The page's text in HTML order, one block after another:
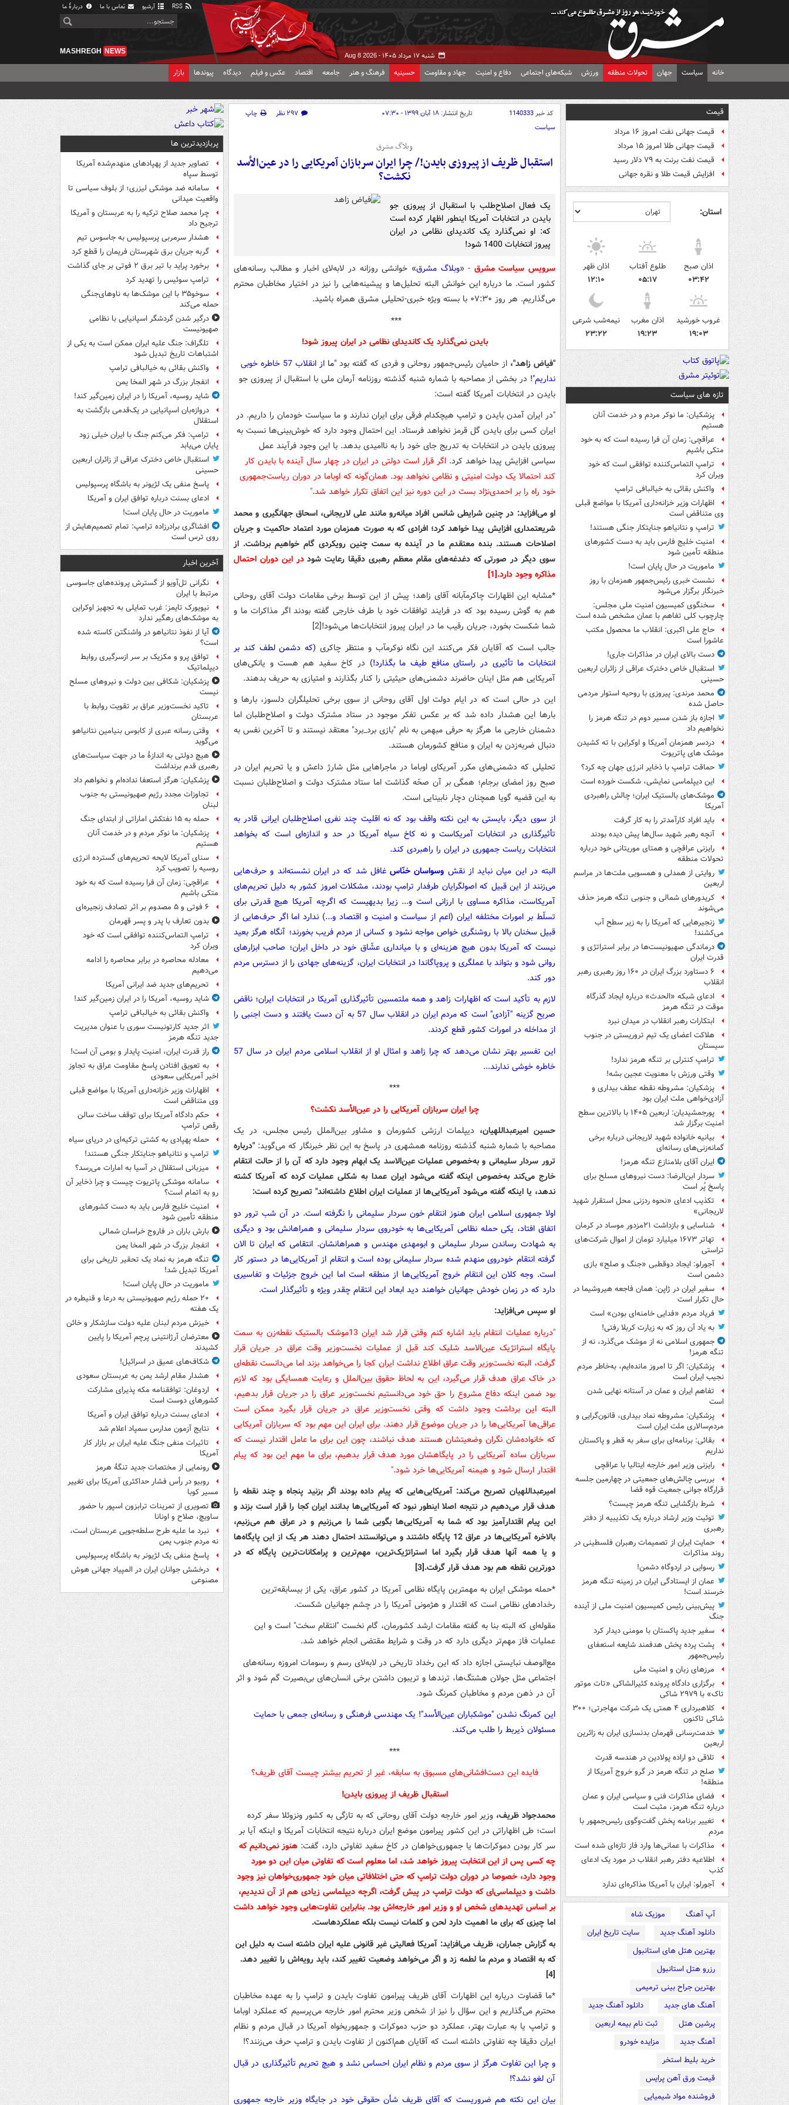
آرشیو تماس با ما دربارهٔ ما
شنبه ۱۷ مرداد ۱۴۰۵ - Aug 8 2026
MASHREGH NEWS
خانه سیاست جهان تحولات منطقه ورزش شبکه‌های اجتماعی دفاع و امنیت جهاد و مقاومت حسینیه فرهنگ و هنر جامعه اقتصاد عکس و فیلم دیدگاه پیوندها بازار
قیمت
قیمت جهانی نفت امروز ۱۶ مرداد
قیمت جهانی طلا امروز ۱۵ مرداد
قیمت نفت برنت به ۷۹ دلار رسید
افزایش قیمت طلا و نقره جهانی
استان:
اذان صبح
۰۳:۴۲
طلوع آفتاب
۰۵:۱۷
اذان ظهر
۱۲:۱۰
غروب خورشید
۱۹:۰۳
اذان مغرب
۱۹:۲۳
نیمه‌شب شرعی
۲۳:۲۲
تازه های سیاست
پزشکیان: ما نوکر مردم و در خدمت آنان
هستیم
عراقچی: زمان آن فرا رسیده است که به خود
متکی باشیم
ترامپ التماس‌کننده توافقی است که خود
ویران کرد
واکنش بقائی به خیالبافی ترامپ
اظهارات وزیر خزانه‌داری آمریکا با مواضع قبلی
وی متناقض است
ترامپ و نتانیاهو جنایتکار جنگی هستند!
امنیت خلیج فارس باید به دست کشورهای
منطقه تأمین شود
ماموریت در حال پایان است!
نشست خبری رئیس‌جمهور همزمان با روز
خبرنگار برگزار می‌شود
سخنگوی کمیسیون امنیت ملی مجلس:
چارچوب کلی تفاهم با عمان مشخص شده است
حاج علی اکبری: انقلاب ما محصول مکتب
عاشورا است
دست بالای ایران در مذاکرات جاری!
استقبال خاص دخترک عراقی از زائران اربعین
حسینی
محمد مرندی: پیروزی با روحیه استوار مردمی
حاصل شده
اجازه باز شدن مسیر دوم در تنگه هرمز را
نخواهیم داد
دردسر همزمان آمریکا و اوکراین با ته کشیدن
موشک های پاتریوت
حماقت ترامپ با ذخایر انرژی جهان چه کرد؟
این دیپلماسی نمایشی، شکست خورده است
موشک‌های بالستیک ایران؛ چالش راهبردی
آمریکا
باید افراد کارآمدتر را به کار گرفت
آنچه رهبر شهید سال‌ها پیش دیده بودند
رایزنی عراقچی و همتای موریتانی خود درباره
تحولات منطقه
روایتی از همدلی و همسویی ملت‌ها در مراسم
اربعین
کریدورهای شمالی و جنوبی تنگه هرمز حذف
می‌شوند
زنجیرهایی که آمریکا را به زیر سطح آب
می‌کشند!
درماندگی صهیونیست‌ها در برابر استراتژی و
قدرت ایران
۶ دستاورد بزرگ ایران در ۱۶۰ روز رهبری رهبر
انقلاب
ادعای شبکه «الحدث» درباره ایجاد گذرگاه
موقت در تنگه هرمز
ابتکارات رهبر انقلاب در میدان نبرد
هلاکت اعضای یک تیم تروریستی در جنوب
سیستان
ترامپ کنترلی بر تنگه هرمز ندارد!
وقتی ورزش با معنویت عجین بشه!
پزشکیان: مشروطه نقطه عطف بیداری و
آزادی‌خواهی ملت ایران بود
پورجمشیدیان: اربعین ۱۴۰۵ با بالاترین سطح
امنیت برگزار شد
بیانیه خانواده شهید لاریجانی درباره برخی
گمانه‌زنی‌های رسانه‌ای
ایران آقای بلامنازع تنگه هرمز!
سردار ابن‌الرضا: دست نیروهای مسلح برای
پاسخ پُر است
تکذیب ادعای «نحوه ردزنی محل استقرار شهید
لاریجانی»
شناسایی و بازداشت ۲۱مزدور موساد در کرمان
تهاتر ۱۶۷۳ میلیارد تومان از اموال شرکت‌های
تراستی
آجورلو: ایجاد دوقطبی «جنگ و صلح‌» بازی
دشمن است
سفیر ایران در ژاپن: همان فاجعه هیروشیما در
حال تکرار است
فریاد مردم «فدایی خامنه‌ای بودن» است
به یاد آن روز که به زیارت کربلا رفتی!
جمهوری اسلامی نه از موشک می‌گذرد، نه از
تنگه هرمز!
پزشکیان: اگر تا امروز مانده‌ایم، به‌خاطر مردم
نجیب ایران است
تفاهم ایران و عمان در آستانه نهایی شدن
است
پزشکیان: مشروطه نماد بیداری، قانون‌گرایی و
مردم‌سالاری ملت ایران است
بقائی: برنامه‌ای برای سفر به قطر و پاکستان
نداریم
رایزنی وزیر امور خارجه ایتالیا با عراقچی
بررسی چالش‌های جمعیتی در چهارمین جلسه
قرارگاه جوانی جمعیت قوه قضا
شرط بازگشایی تنگه هرمز چیست؟
توئیت وزیر ارشاد درباره یک تکذیبیه از دفتر
رهبری
حمایت ایران از تصمیمات رهبران فلسطینی در
روند مذاکرات
رسوایی در اردوگاه دشمن!
عمان از ایستادگی ایران در زمینه تنگه هرمز
خرسند است!
پیش‌بینی رئیس کمیسیون امنیت ملی از آینده
جنگ
سفیر جدید پاکستان با مومنی دیدار کرد
پشت پرده پخش هدفمند شایعه استعفای
رئیس‌جمهور
مرزهای زبان و امنیت ملی
برگزاری دادگاه پرونده کثیرالشاکی «تات موتور
تاک» با ۲۹۷۹ شاکی
کلاهبرداری ۴ همتی یک شرکت مهاجرتی؛ ۳۰۰
شاکی تاکنون
خدمت‌رسانی قهرمان بدنسازی ایران به زائرین
اربعین
تلاقی دو اراده پولادین در هندسه قدرت
صلح در تنگه هرمز در گرو خروج آمریکا از
منطقه!
فضای مذاکرات فنی و سیاسی ایران و عمان
درباره تنگه هرمز، مثبت است
تغییر برنامه پخش گفت‌وگوی رئیس‌جمهور با
مردم
مذاکرات با عمانی‌ها وارد فاز تازه‌ای شده است
اطلاعیه دفتر رهبر انقلاب در مورد یک ادعای
کذب
آجورلو: ایران با آمریکا مذاکره‌ای ندارد
آپ آهنگ
موزیک شاه
دانلود آهنگ جدید
سایت تاریخ ایران
بهترین هتل های استانبول
رزرو هتل استانبول
بهترین جراح بینی ترمیمی
آهنگ های جدید
دانلود آهنگ جدید
پرشین هتل
ثبت نام بیمه اربعین
آهنگ جدید
مزایده خودرو
خرید بلیط استخر
قیمت ورق آهن پرایس
فروشنده مواد شیمیایی
کد خبر1140333 تاریخ انتشار: ۱۸ آبان ۱۳۹۹ - ۰۷:۳۰ ۲۹۷ نظر
چاپ
سیاست
وبلاگ مشرق
استقبال ظریف از پیروزی بایدن!/ چرا ایران سربازان آمریکایی را در عین‌الأسد
نکشت؟
یک فعال اصلاح‌طلب با استقبال از پیروزی جو
بایدن در انتخابات آمریکا اینطور اظهار کرده است
که: او نمی‌گذارد یک کاندیدای نظامی در ایران
پیروز انتخابات 1400 شود!
سرویس سیاست مشرق - «وبلاگ مشرق» خوانشی روزانه در لابه‌لای اخبار و مطالب رسانه‌های
کشور است. ما درباره این خوانش البته تحلیل‌ها و پیشینه‌هایی را نیز در اختیار مخاطبان محترم
می‌گذاریم. هر روز ۰۷:۳۰ با بسته ویژه خبری-تحلیلی مشرق همراه باشید.
***
بایدن نمی‌گذارد یک کاندیدای نظامی در ایران پیروز شود!
"فیاض زاهد"، از حامیان رئیس‌جمهور روحانی و فردی که گفته بود
"ما از انقلاب 57 خاطره خوبی
نداریم"! در بخشی از مصاحبه با شماره شنبه گذشته روزنامه آرمان ملی با استقبال از پیروزی جو
بایدن در انتخابات آمریکا گفته است:‌
"در ایران آمدن بایدن و ترامپ هیچکدام فرقی برای ایران ندارند و ما سیاست خودمان را داریم. در
ایران کسی برای بایدن گل قرمز نخواهد فرستاد. این احتمال وجود دارد که خوش‌بینی‌ها نسبت به
پیروزی بایدن در انتخابات به تدریج جای خود را به ناامیدی بدهد. با این وجود فرآیند عمل
سیاسی افزایش پیدا خواهد کرد. اگر قرار است دولتی در ایران در چهار سال آینده با بایدن کار
کند احتمالا یک دولت امنیتی و نظامی نخواهد بود. همان‌گونه که اوباما در دوران ریاست‌جمهوری
خود راه را بر احمدی‌نژاد بست در این دوره نیز این اتفاق تکرار خواهد شد."
او می‌افزاید: در چنین شرایطی شانس افراد میانه‌رو مانند علی لاریجانی، اسحاق جهانگیری و محمد
شریعتمداری افزایش پیدا خواهد کرد؛ افرادی که به صورت همزمان مورد اعتماد حاکمیت و جریان
اصلاحات هستند. بنده معتقدم ما در آینده به سمت چنین رویکردی گام خواهیم برداشت. از
سوی دیگر در صورتی که دغدغه‌های مقام معظم رهبری دقیقا رعایت شوددر این دوران احتمال
مذاکره وجود دارد.
[1]
*مشابه این اظهارات چاکرمآبانه آقای زاهد؛ پیش از این توسط برخی مقامات دولت آقای روحانی
هم به گوش رسیده بود که در فرایند توافقات خود با طرف خارجی گفته بودند اگر مذاکرات ما و
شما شکست بخورد، جریان رقیب ما در ایران پیروز انتخابات‌ها می‌شود![2]
جالب است که آقایان فکر می‌کنند این نگاه نوکرمآب و منتظر چاکری (که دشمن لطف کند بر
انتخابات ما تأثیری در راستای منافع طیف ما بگذارد!) در کاخ سفید هم هست و یانکی‌های
آمریکایی هم مثل اینان حاضرند دشمنی‌های حیثیتی را کنار بگذارند و امتیازی به حریف بدهند.
این در حالی است که در ایام دولت اول آقای روحانی از سوی برخی تحلیلگران دلسوز، بارها و
بارها این هشدار داده شد که بر عکس تفکر موجود در ستاد مشترک دولت و اصلاح‌طلبان اما
دشمنان خارجی ما هرگز به حرفی مبهمی به نام "بازی برد_برد" معتقد نیستند و تا آخرین نفس به
دنبال ضربه‌زدن به ایران و منافع کشورمان هستند.
تحلیلی که دشمنی‌های مکرر آمریکای اوباما در ماجراهایی مثل شارژ داعش و یا تحریم ایران در
صبح روز امضای برجام؛ همگی بر آن صحّه گذاشت اما ستاد مشترک دولت و اصلاح‌طلبان نسبت
به این قضیه گویا همچنان دچار نابینایی است.
از سوی دیگر، بایستی به این نکته واقف بود که نه اقلیت چند نفری اصلاح‌طلبان ایرانی قادر به
تأثیرگذاری در انتخابات آمریکاست و نه کاخ سیاه آمریکا در حد و اندازه‌ای است که بخواهد
انتخابات ریاست جمهوری در ایران را راهبردی کند.
البته در این میان نباید از نقش وسواسان خنّاس غافل شد که در ایران نشسته‌اند و حرف‌هایی
می‌زنند از این قبیل که اصولگرایان طرفدار ترامپ بودند، مشکلات امروز کشور به دلیل تحریم‌های
آمریکاست، مذاکره مساوی با ارزانی است و... زیرا بدیهیست که اگرچه آمریکا هیچ قدرتی برای
تسلّط بر امورات مختلفه ایران (اعم از سیاست و امنیت و اقتصاد و...) ندارد اما اگر حرف‌هایی از
قبیل سخنان بالا با روشنگری خواص مواجه نشود و کسانی از مردم فریب بخورند؛ آنگاه هرگز بعید
نیست که آمریکا بدون هیچ هزینه‌ای و با میانداری عشّاق خود در داخل ایران؛ صاحب ابزارهای
روانی شود و بتواند با عملگری و پروپاگاندا در انتخابات ایران، گزینه‌های جهادی را از دسترس مردم
دور کند.
لازم به تأکید است که اظهارات زاهد و همه ملتمسین تأثیرگذاری آمریکا در انتخابات ایران؛ ناقض
صریح گزینه "آزادی" است که مردم ایران در انقلاب سال 57 به آن دست یافتند و دست اجنبی را
از مداخله در امورات کشور قطع کردند.
این تفسیر بهتر نشان می‌دهد که چرا زاهد و امثال او از انقلاب اسلامی مردم ایران در سال 57
خاطره خوشی ندارند...
***
چرا ایران سربازان آمریکایی را در عین‌الأسد نکشت؟
حسین امیرعبداللهیان، دیپلمات ارزشی کشورمان و مشاور بین‌الملل رئیس مجلس، در یک
مصاحبه با شماره شنبه گذشته روزنامه همشهری در پاسخ به این نظر خبرنگار که می‌گوید: "درباره
ترور سردار سلیمانی و به‌خصوص عملیات عین‌الاسد یک ابهام وجود دارد که آن را از حالت انتقام
خارج می‌کند به‌خصوص اینکه گفته می‌شود ایران عمدا به شکلی عملیات کرده که آمریکا کشته
ندهد، یا اینکه گفته می‌شود آمریکایی‌ها از عملیات ایران اطلاع داشته‌اند" تصریح کرده است:
اولا جمهوری اسلامی ایران هنوز انتقام خون سردار سلیمانی را نگرفته است. در آن شب ترور دو
اتفاق افتاد، یکی حمله نظامی آمریکایی‌ها به‌ خودروی سردار سلیمانی و همراهانش بود و دیگری
به شهادت رساندن سردار سلیمانی و ابومهدی مهندس و همراهانشان. انتقامی که ایران تا الان
گرفته انتقام خودروی منهدم شده سردار سلیمانی بوده است و انتقام از آمریکایی‌ها در دستور کار
است. وجه کلان این انتقام خروج آمریکایی‌ها از منطقه است اما این خروج جزئیات و تفاسیری
دارد که در زمان خودش جهانیان خواهند دید ابعاد این انتقام چقدر ویژه و تأثیرگذار است.
او سپس می‌افزاید:
"درباره عملیات انتقام باید اشاره کنم وقتی قرار شد ایران 13موشک بالستیک نقطه‌زن به سمت
پایگاه استراتژیک عین‌الاسد شلیک کند قبل از عملیات نخست‌وزیر وقت عراق در جریان قرار
گرفت، البته نخست‌وزیر وقت عراق اطلاع نداشت ایران کجا را می‌خواهد بزند اما می‌دانست نقطه‌ای
در خاک عراق هدف قرار می‌گیرد، این به لحاظ حقوق بین‌الملل و رعایت همسایگی بود که لازم
بود ضمن اینکه دفاع مشروع را حق خود می‌دانستیم نخست‌وزیر عراق را در جریان قرار بدهیم،
البته این برداشت وجود داشت که وقتی نخست‌وزیر عراق در جریان قرار بگیرد ممکن است
عراقی‌ها آمریکایی‌ها را در جریان موضوع قرار دهند. برای ایران این مهم بود که سربازان آمریکایی
که خانواده‌شان نگران وضعیتشان هستند هدف نباشند، چون این برای ما عامل اقتدار نیست که
سربازان ساده آمریکایی را در پایگاهشان مورد هدف قرار بدهیم، برای ما مهم این بود که پیام
اقتدار ارسال شود و هیمنه آمریکایی‌ها خرد شود."
امیرعبداللهیان تصریح می‌کند: آمریکایی‌هایی که پیام داده بودند اگر بزنید پنجاه و چند نقطه را
هدف قرار می‌دهیم در نتیجه اصلا اینطور نبود که آمریکایی‌ها بدانند ایران کجا را قرار است بزند و
این پیام اقتدارآمیز بود که شما به آمریکایی‌ها بگویی شما را می‌زنیم و در عراق هم می‌زنیم،
بالاخره آمریکایی‌ها در عراق 12 پایگاه داشتند و می‌توانستند احتمال دهند هر یک از این پایگاه‌ها
و یا همه آنها هدف قرار بگیرد اما استراتژیک‌ترین، مهم‌ترین و پرامکانات‌ترین پایگاه که در
دورترین نقطه هم بود هدف قرار گرفت.
[3]
*حمله موشکی ایران به مهمترین پایگاه نظامی آمریکا در کشور عراق، یکی از بیسابقه‌ترین
رخدادهای نظامی است که اقتدار و هژمونی آمریکا را در چشم جهانیان شکست.
مقوله‌ای که البته بنا به گفته مقامات ارشد کشورمان، گام نخست "انتقام سخت" است و این
عملیات فاز مهم‌تر دیگری دارد که در وقت و شرایط مقتضی انجام خواهد شد.
مع‌الوصف نبایستی اجازه داد که این رخداد تاریخی در لابه‌لای رسم و رسومات امروزه رسانه‌های
اجتماعی مثل جولان هشتگ‌ها، ترندها و تریبون داشتن برخی انسان‌های بی‌بصیرت گم شود و اثر
آن در ذهن مردم و مخاطبان کمرنگ شود.
این کمرنگ نشدن "موشکباران عین‌الأسد"! یک مهندسی فرهنگی و رسانه‌ای جمعی با حمایت
مسئولان ذیربط را طلب می‌کند.
***
فایده این دست‌افشانی‌های مسبوق به سابقه، غیر از تحریم بیشتر چیست آقای ظریف؟
استقبال ظریف از پیروزی بایدن!
محمدجواد ظریف، وزیر امور خارجه دولت آقای روحانی که به تازگی به کشور ونزوئلا سفر کرده
است؛ طی اظهاراتی در این کشور پیرامون موضع ایران درباره نتیجه انتخابات آمریکا و اینکه آیا بر
سر کار بودن دموکرات‌ها یا جمهوری‌خواهان در کاخ سفید تفاوتی دارد، گفت: هنوز نمی‌دانیم که
چه کسی پس از این انتخابت پیروز خواهد شد، اما معلوم است که تفاوتی میان این دو مورد
وجود دارد، خصوصا در دوران دولت ترامپ که حتی اختلافاتی میان خود جمهوری‌خواهان نیز وجود
داشت و دیپلماسی‌ای که دولت ترامپ در پیش گرفت، اگرچه دیپلماسی زیادی هم از آن ندیدیم،
بر اساس تهدیدهای شخص او و وزیر امور خارجه‌اش بود. بنابراین تفاوت‌هایی وجود خواهد داشت
اما چیزی که برای ما اهمیت دارد لحن و کلمات نیست بلکه عملکردهاست.
به گزارش جماران، ظریف می‌افزاید: آمریکا فعالیتی غیر قانونی علیه ایران داشته است به دلیل این
که به اقتصاد و مردم ما لطمه زد و اگر می‌خواهد وضعیت تغییر کند، باید رویه‌اش را تغییر دهد.
[4]
*ما قضاوت درباره این اظهارات آقای ظریف پیرامون تفاوت بایدن و ترامپ را به عهده مخاطبان
محترم می‌گذاریم و این سؤال را نیز از شخص وزیر محترم امور خارجه می‌پرسیم که عملکرد اوباما
و ترامپ یا به عبارت بهتر، عملکرد دو حزب دموکرات و جمهوریخواه آمریکا در قبال مردم و نظام
ایران دقیقا چه تفاوتی داشته است که آقایان هم‌اکنون از تفاوت بایدن و ترامپ حرف می‌زنند؟!
و چرا این تفاوت هرگز از سوی مردم و نظام ایران احساس نشد و هیچ تحریم تأثیرگذاری در قبال
آن لغو نشد؟!
بیان این نکته هم ضروریست که آقای ظریف شأن حقوقی خود در جایگاه وزیر خارجه جمهوری
پربازدیدترین ها
تصاویر جدید از پهپادهای منهدم‌شده آمریکا
توسط سپاه
سامانه ضد موشکی لیزری؛ از بلوف سیاسی تا
واقعیت میدانی
چرا محمد صلاح ترکیه را به عربستان و آمریکا
ترجیح داد
هشدار سرمربی پرسپولیس به جاسوس تیم
گربه جریان برق شهرستان فریمان را قطع کرد
برخورد پراید با تیر برق ۲ فوتی بر جای گذاشت
ترامپ سوئیس را تهدید کرد
سوخو۳۵ با این موشک‌ها به ناوهای‌جنگی
حمله می‌کند
درگیر شدن گردشگر اسپانیایی با نظامی
صهیونیست
تلگراف: جنگ علیه ایران ممکن است به یکی از
اشتباهات تاریخ تبدیل شود
واکنش بقائی به خیالبافی ترامپ
انفجار بزرگ در شهر المخا یمن
شاید روسیه، آمریکا را در ایران زمین‌گیر کند!
دروازه‌بان اسپانیایی در یک‌قدمی بازگشت به
استقلال
ترامپ: فکر می‌کنم جنگ با ایران خیلی زود
پایان می‌یابد
استقبال خاص دخترک عراقی از زائران اربعین
حسینی
پاسخ منفی یک لژیونر به باشگاه پرسپولیس
ادعای بسنت درباره توافق ایران و آمریکا
ماموریت در حال پایان است!
افشاگری برادرزاده ترامپ: تمام تصمیم‌هایش از
روی ترس است
آخرین اخبار
نگرانی تل‌آویو از گسترش پرونده‌های جاسوسی
مرتبط با ایران
نیویورک تایمز: غرب تمایلی به تجهیز اوکراین
به موشک‌های رهگیر ندارد
آیا از نفوذ نتانیاهو در واشنگتن کاسته شده
است؟
توافق پرو و مکزیک بر سر ازسرگیری روابط
دیپلماتیک
پزشکیان: شکافی بین دولت و نیروهای مسلح
نیست
تاکید نخست‌وزیر عراق بر تقویت روابط با
عربستان
وقتی رسانه عبری از کابوس بنیامین نتانیاهو
می‌گوید
هیچ دولتی به اندازۀ ما در جهت سیاست‌های
رهبری قدم برنداشت
پزشکیان: هرگز استعفا نداده‌ام و نخواهم داد
تجاوزات مجدد رژیم صهیونیستی به جنوب
لبنان
حمله به ۱۵ نفتکش‌ اماراتی از ابتدای جنگ
پزشکیان: ما نوکر مردم و در خدمت آنان
هستیم
سنای آمریکا لایحه تحریم‌های گسترده انرژی
روسیه را تصویب کرد
عراقچی: زمان آن فرا رسیده است که به خود
متکی باشیم
۶ فوتی و ۵ مصدوم بر اثر تصادف زنجیره‌ای
بدون تعارف با پدر و پسر قهرمان
ترامپ التماس‌کننده توافقی است که خود
ویران کرد
معادله محاصره در برابر محاصره را ادامه
می‌دهیم
تحریم‌های جدید ضد ایرانی آمریکا
شاید روسیه، آمریکا را در ایران زمین‌گیر کند!
واکنش بقائی به خیالبافی ترامپ
اثر جدید کارتونیست سوری با عنوان مدیریت
جدید تنگه هرمز
راز قدرت ایران، امنیت پایدار و بومی آن است!
به تعویق افتادن پاسخ مقاومت عراق به تجاوز
اخیر آمریکایی سعودی
اظهارات وزیر خزانه‌داری آمریکا با مواضع قبلی
وی متناقض است
حکم دادگاه آمریکا برای توقف ساخت سالن
رقص ترامپ
حمله پهپادی به کشتی ترکیه‌ای در دریای سیاه
ترامپ و نتانیاهو جنایتکار جنگی هستند!
میزبانی استقلال در آسیا به امارات می‌رسد؟
سامانه موشکی پاتریوت چیست و چرا ذخایر آن
رو به اتمام است؟
امنیت خلیج فارس باید به دست کشورهای
منطقه تأمین شود
بارش باران در فاروج خراسان شمالی
انفجار بزرگ در شهر المخا یمن
تنگه هرمز به نماد یک تحقیر تاریخی برای
آمریکا تبدیل شد!
ماموریت در حال پایان است!
۲۰ حمله رژیم صهیونیستی به درعا و قنیطره در
یک هفته
خیزش مردم لبنان علیه دولت سازشکار و خائن
معترضان آرژانتینی پرچم آمریکا را پایین
کشیدند
شکاف‌های عمیق در اسرائیل!
هشدار مقام ارشد یمن به عربستان سعودی
اردوغان: توافقنامه مکه پذیرای مشارکت
کشورهای دوست است
ادعای بسنت درباره توافق ایران و آمریکا
نتایج آزمون مدارس سمپاد اعلام شد
تاثیرات منفی جنگ علیه ایران بر بازار کار
آمریکا
رونمایی از مختصات جدید تنگۀ هرمز
روبیو در رأس فشار حداکثری آمریکا برای تغییر
مسیر کوبا
تصویری از تمرینات ترابزون اسپور با حضور
ساویچ، صلاح و اونانا
نبرد ما علیه طرح سلطه‌جویی عربستان است،
نه مردم جنوب یمن
پاسخ منفی یک لژیونر به باشگاه پرسپولیس
درخشش جوانان ایران در المپیاد جهانی هوش
مصنوعی